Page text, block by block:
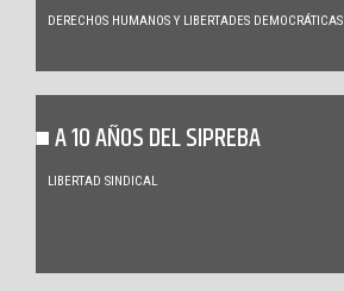
DERECHOS HUMANOS Y LIBERTADES DEMOCRÁTICAS
A 10 AÑOS DEL SIPREBA
LIBERTAD SINDICAL